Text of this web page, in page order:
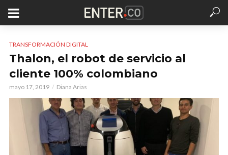
TRANSFORMACIÓN DIGITAL
Thalon, el robot de servicio al
cliente 100% colombiano
mayo 17, 2019 Diana Arias